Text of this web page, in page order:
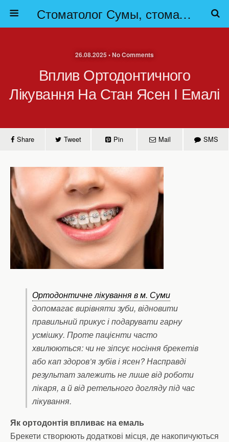
Стоматолог Сумы, стоматологические клиники Сумы, детская стоматология в Сумах. | Частная стоматология Сумы
26.08.2025 • No Comments
Вплив Ортодонтичного
Лікування На Стан Ясен І Емалі
Share Tweet Pin Mail SMS
Ортодонтичне лікування в м. Суми
допомагає вирівняти зуби, відновити
правильний прикус і подарувати гарну
усмішку. Проте пацієнти часто
хвилюються: чи не зіпсує носіння брекетів
або кап здоров’я зубів і ясен? Насправді
результат залежить не лише від роботи
лікаря, а й від ретельного догляду під час
лікування.
Як ортодонтія впливає на емаль
Брекети створюють додаткові місця, де накопичуються